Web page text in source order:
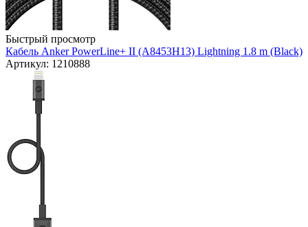
Быстрый просмотр
Кабель Anker PowerLine+ II (A8453H13) Lightning 1.8 m (Black)
Артикул: 1210888